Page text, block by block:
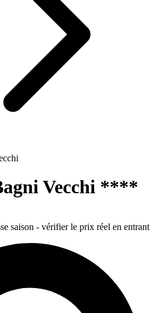
Vecchi ****
saison - vérifier le prix réel en entrant